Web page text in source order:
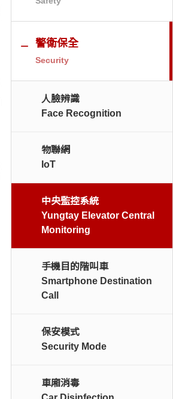
警衛保全
Security
人臉辨識
Face Recognition
物聯網
IoT
中央監控系統
Yungtay Elevator Central
Monitoring
手機目的階叫車
Smartphone Destination
Call
保安模式
Security Mode
車廂消毒